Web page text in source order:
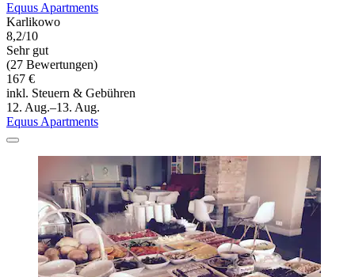
Equus Apartments
Karlikowo
8,2/10
Sehr gut
(27 Bewertungen)
167 €
inkl. Steuern & Gebühren
12. Aug.–13. Aug.
Equus Apartments